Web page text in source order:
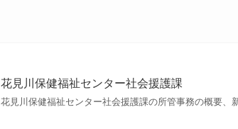
花見川保健福祉センター社会援護課
花見川保健福祉センター社会援護課の所管事務の概要、